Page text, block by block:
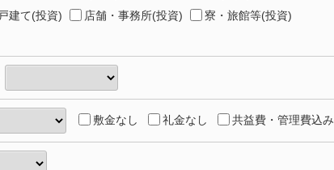
建て(投資) 店舗・事務所(投資)
寮・旅館等(投資)
敷金なし 礼金なし 共益費・管理費込み